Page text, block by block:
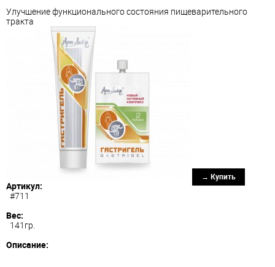
Улучшение функционального состояния пищеварительного
тракта
→ Купить
Артикул:
#711
Вес:
141гр.
Описание: